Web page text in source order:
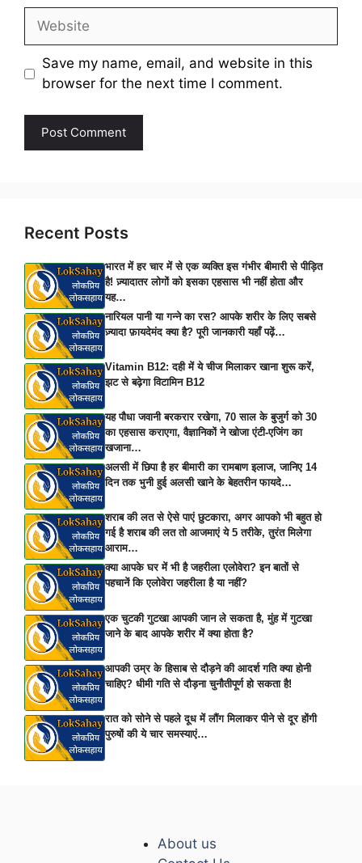
Website
Save my name, email, and website in this
browser for the next time I comment.
Recent Posts
भारत में हर चार में से एक व्यक्ति इस गंभीर बीमारी से पीड़ित
है! ज़्यादातर लोगों को इसका एहसास भी नहीं होता और
यह…
नारियल पानी या गन्ने का रस? आपके शरीर के लिए सबसे
ज़्यादा फ़ायदेमंद क्या है? पूरी जानकारी यहाँ पढ़ें…
Vitamin B12: दही में ये चीज मिलाकर खाना शुरू करें,
झट से बढ़ेगा विटामिन B12
यह पौधा जवानी बरकरार रखेगा, 70 साल के बुजुर्ग को 30
का एहसास कराएगा, वैज्ञानिकों ने खोजा एंटी-एजिंग का
खजाना…
अलसी में छिपा है हर बीमारी का रामबाण इलाज, जानिए 14
दिन तक भुनी हुई अलसी खाने के बेहतरीन फायदे…
शराब की लत से ऐसे पाएं छुटकारा, अगर आपको भी बहुत हो
गई है शराब की लत तो आजमाएं ये 5 तरीके, तुरंत मिलेगा
आराम…
क्या आपके घर में भी है जहरीला एलोवेरा? इन बातों से
पहचानें कि एलोवेरा जहरीला है या नहीं?
एक चुटकी गुटखा आपकी जान ले सकता है, मुंह में गुटखा
जाने के बाद आपके शरीर में क्या होता है?
आपकी उम्र के हिसाब से दौड़ने की आदर्श गति क्या होनी
चाहिए? धीमी गति से दौड़ना चुनौतीपूर्ण हो सकता है!
रात को सोने से पहले दूध में लौंग मिलाकर पीने से दूर होंगी
पुरुषों की ये चार समस्याएं…
About us